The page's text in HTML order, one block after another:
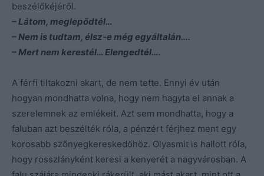
beszélőkéjéről.
– Látom, meglepődtél…
– Nem is tudtam, élsz-e még egyáltalán….
– Mert nem kerestél… Elengedtél….
A férfi tiltakozni akart, de nem tette. Ennyi év után
hogyan mondhatta volna, hogy nem hagyta el annak a
szerelemnek az emlékeit. Azt sem mondhatta, hogy a
faluban azt beszélték róla, a pénzért férjhez ment egy
korosabb szőnyegkereskedőhöz. Olyasmit is hallott róla,
hogy rosszlányként keresi a kenyerét a nagyvárosban. A